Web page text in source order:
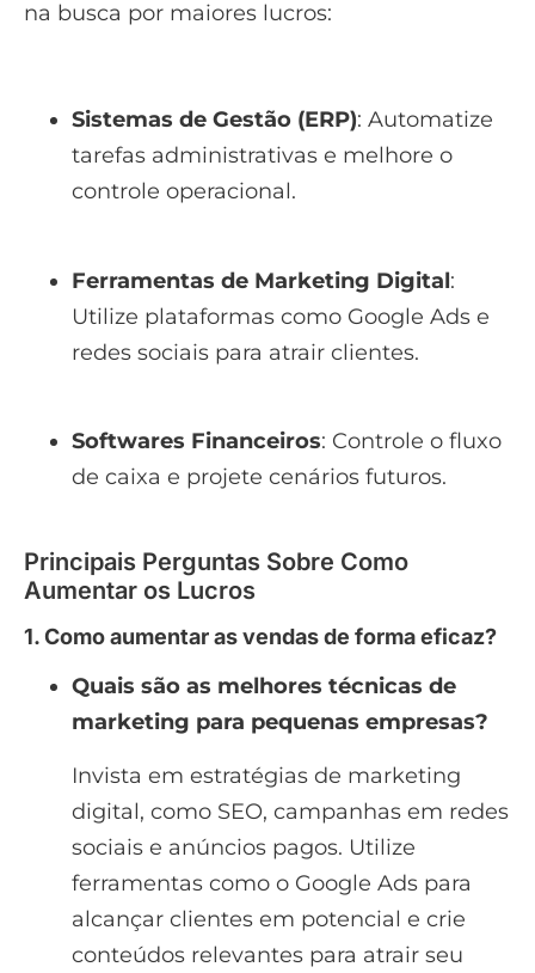
na busca por maiores lucros:
Sistemas de Gestão (ERP): Automatize
tarefas administrativas e melhore o
controle operacional.
Ferramentas de Marketing Digital:
Utilize plataformas como Google Ads e
redes sociais para atrair clientes.
Softwares Financeiros: Controle o fluxo
de caixa e projete cenários futuros.
Principais Perguntas Sobre Como
Aumentar os Lucros
1. Como aumentar as vendas de forma eficaz?
Quais são as melhores técnicas de
marketing para pequenas empresas?
Invista em estratégias de marketing
digital, como SEO, campanhas em redes
sociais e anúncios pagos. Utilize
ferramentas como o Google Ads para
alcançar clientes em potencial e crie
conteúdos relevantes para atrair seu